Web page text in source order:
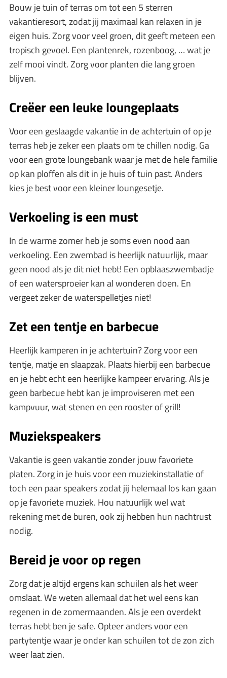
Bouw je tuin of terras om tot een 5 sterren
vakantieresort, zodat jij maximaal kan relaxen in je
eigen huis. Zorg voor veel groen, dit geeft meteen een
tropisch gevoel. Een plantenrek, rozenboog, … wat je
zelf mooi vindt. Zorg voor planten die lang groen
blijven.
Creëer een leuke loungeplaats
Voor een geslaagde vakantie in de achtertuin of op je
terras heb je zeker een plaats om te chillen nodig. Ga
voor een grote loungebank waar je met de hele familie
op kan ploffen als dit in je huis of tuin past. Anders
kies je best voor een kleiner loungesetje.
Verkoeling is een must
In de warme zomer heb je soms even nood aan
verkoeling. Een zwembad is heerlijk natuurlijk, maar
geen nood als je dit niet hebt! Een opblaaszwembadje
of een watersproeier kan al wonderen doen. En
vergeet zeker de waterspelletjes niet!
Zet een tentje en barbecue
Heerlijk kamperen in je achtertuin? Zorg voor een
tentje, matje en slaapzak. Plaats hierbij een barbecue
en je hebt echt een heerlijke kampeer ervaring. Als je
geen barbecue hebt kan je improviseren met een
kampvuur, wat stenen en een rooster of grill!
Muziekspeakers
Vakantie is geen vakantie zonder jouw favoriete
platen. Zorg in je huis voor een muziekinstallatie of
toch een paar speakers zodat jij helemaal los kan gaan
op je favoriete muziek. Hou natuurlijk wel wat
rekening met de buren, ook zij hebben hun nachtrust
nodig.
Bereid je voor op regen
Zorg dat je altijd ergens kan schuilen als het weer
omslaat. We weten allemaal dat het wel eens kan
regenen in de zomermaanden. Als je een overdekt
terras hebt ben je safe. Opteer anders voor een
partytentje waar je onder kan schuilen tot de zon zich
weer laat zien.